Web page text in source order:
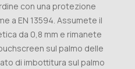
con una protezione
a EN 13594. Assumete il
da 0,8 mm e rimanete
sul palmo delle
di imbottitura sul palmo